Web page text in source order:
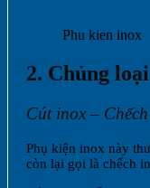
Phu kien inox
2. Chủng
Cút inox –
Phụ kiện inox này
còn lại gọi là chếch